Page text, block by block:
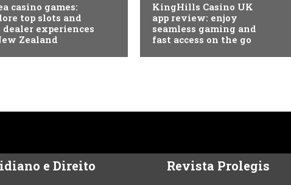
casino games:
top slots and
experiences
Zealand
KingHills Casino UK
app review: enjoy
seamless gaming and
fast access on the go
e Direito Revista Prolegis